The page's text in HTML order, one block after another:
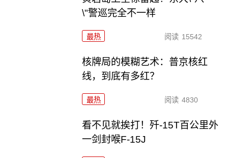
\"警巡完全不一样
最热 阅读 15542
核牌局的模糊艺术：普京核红
线，到底有多红？
最热 阅读 4830
看不见就挨打！歼-15T百公里外
一剑封喉F-15J